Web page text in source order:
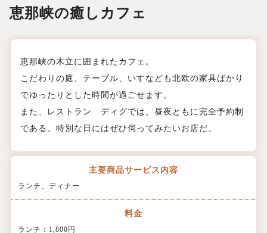
恵那峡の癒しカフェ
恵那峡の木立に囲まれたカフェ。
こだわりの庭、テーブル、いすなども北欧の家具ばかり
でゆったりとした時間が過ごせます。
また、レストラン ディグでは、昼夜ともに完全予約制
である。特別な日にはぜひ伺ってみたいお店だ。
主要商品サービス内容
ランチ、ディナー
料金
ランチ：1,800円